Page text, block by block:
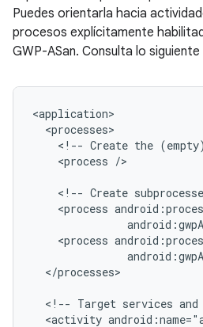
Puedes orientarla hacia
procesos explícitamente
GWP-ASan. Consulta lo
<!-- Create the (empty)
<process />
<!-- Create
<process
<process
</processes>
<!-- Target services and
<activity